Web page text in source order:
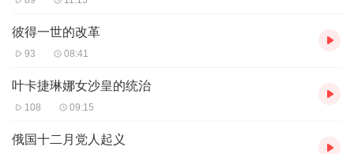
彼得一世的改革
93 08:41
叶卡捷琳娜女沙皇的统治
108 09:15
俄国十二月党人起义